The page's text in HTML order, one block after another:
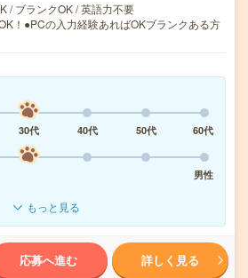
/ ブランクOK / 英語力不要
！●PCの入力経験あればOKブランクある方
30代 40代 50代
60代
男性
もっと見る
応募へ進む 詳しく見る